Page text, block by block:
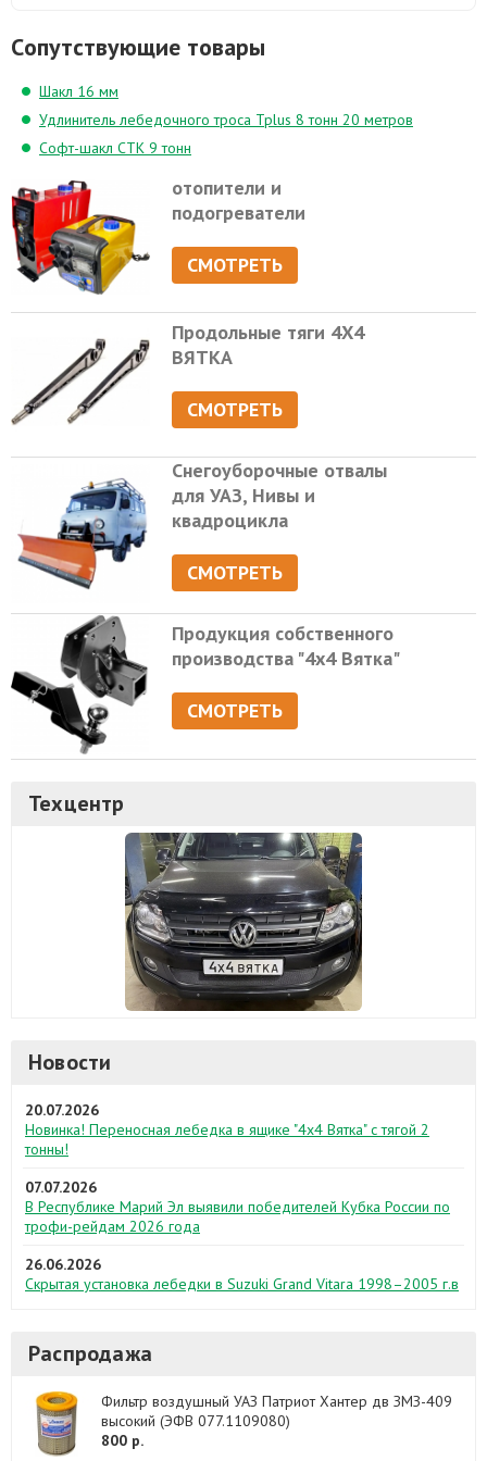
Cопутствующие товары
Шакл 16 мм
Удлинитель лебедочного троса Tplus 8 тонн 20 метров
Софт-шакл СТК 9 тонн
отопители и
подогреватели
СМОТРЕТЬ
Продольные тяги 4Х4
ВЯТКА
СМОТРЕТЬ
Снегоуборочные отвалы
для УАЗ, Нивы и
квадроцикла
СМОТРЕТЬ
Продукция собственного
производства "4х4 Вятка"
СМОТРЕТЬ
Техцентр
Новости
20.07.2026
Новинка! Переносная лебедка в ящике "4х4 Вятка" с тягой 2
тонны!
07.07.2026
В Республике Марий Эл выявили победителей Кубка России по
трофи-рейдам 2026 года
26.06.2026
Скрытая установка лебедки в Suzuki Grand Vitara 1998–2005 г.в
Распродажа
Фильтр воздушный УАЗ Патриот Хантер дв ЗМЗ-409
высокий (ЭФВ 077.1109080)
800 р.